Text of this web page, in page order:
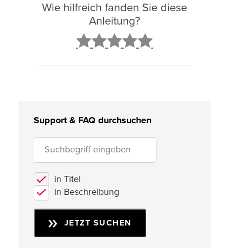
Wie hilfreich fanden Sie diese
Anleitung?
Support & FAQ durchsuchen
in Titel
in Beschreibung
JETZT SUCHEN